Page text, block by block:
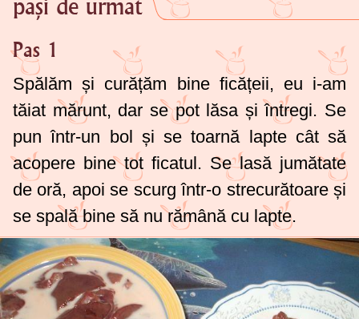
pași de urmat
Pas 1
Spălăm și curățăm bine ficățeii, eu i-am
tăiat mărunt, dar se pot lăsa și întregi. Se
pun într-un bol și se toarnă lapte cât să
acopere bine tot ficatul. Se lasă jumătate
de oră, apoi se scurg într-o strecurătoare și
se spală bine să nu rămână cu lapte.